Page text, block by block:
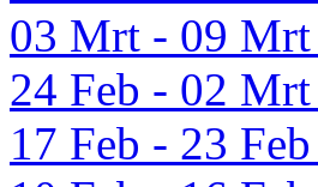
03 Mrt - 09 Mrt
24 Feb - 02
17 Feb - 23